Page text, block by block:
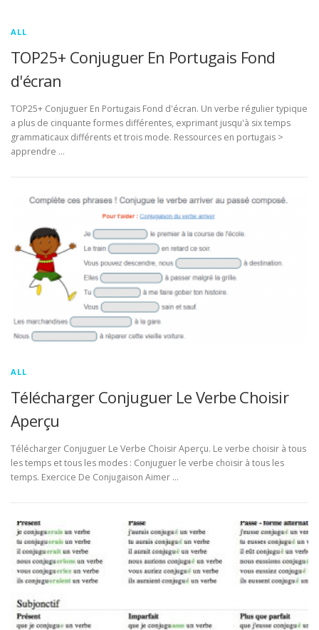
ALL
TOP25+ Conjuguer En Portugais Fond
d'écran
TOP25+ Conjuguer En Portugais Fond d'écran. Un verbe régulier typique
a plus de cinquante formes différentes, exprimant jusqu'à six temps
grammaticaux différents et trois mode. Ressources en portugais >
apprendre …
ALL
Télécharger Conjuguer Le Verbe Choisir
Aperçu
Télécharger Conjuguer Le Verbe Choisir Aperçu. Le verbe choisir à tous
les temps et tous les modes : Conjuguer le verbe choisir à tous les
temps. Exercice De Conjugaison Aimer …